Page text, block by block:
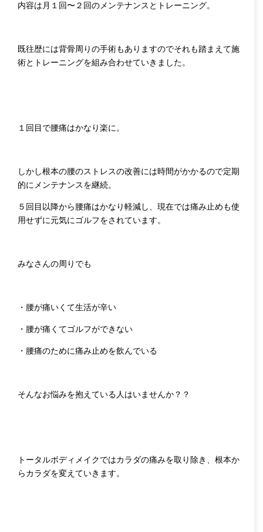
内容は月１回〜２回のメンテナンスとトレーニング。
既往歴には背骨周りの手術もありますのでそれも踏まえて施
術とトレーニングを組み合わせていきました。
１回目で腰痛はかなり楽に。
しかし根本の腰のストレスの改善には時間がかかるので定期
的にメンテナンスを継続。
５回目以降から腰痛はかなり軽減し、現在では痛み止めも使
用せずに元気にゴルフをされています。
みなさんの周りでも
・腰が痛いくて生活が辛い
・腰が痛くてゴルフができない
・腰痛のために痛み止めを飲んでいる
そんなお悩みを抱えている人はいませんか？？
トータルボディメイクではカラダの痛みを取り除き、根本か
らカラダを変えていきます。